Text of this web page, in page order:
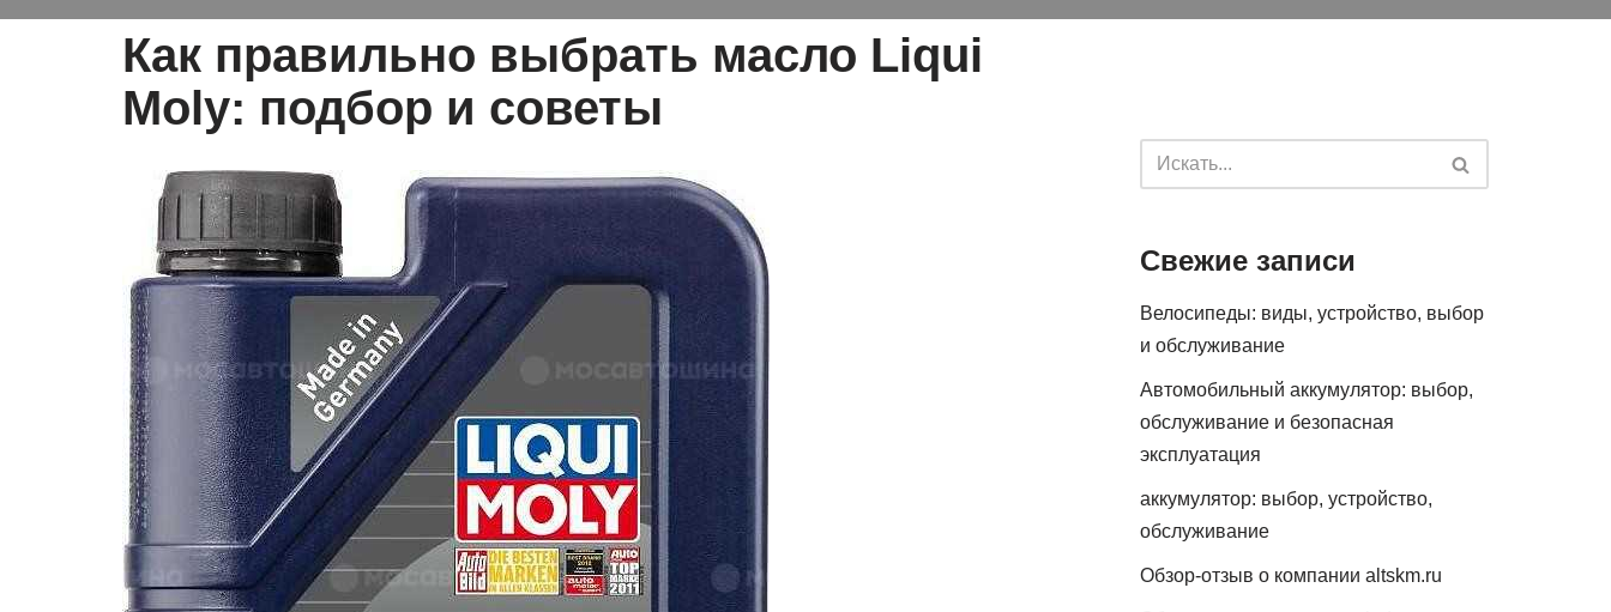
Как правильно выбрать масло Liqui
Moly: подбор и советы
Свежие записи
Велосипеды: виды, устройство, выбор
и обслуживание
Автомобильный аккумулятор: выбор,
обслуживание и безопасная
эксплуатация
аккумулятор: выбор, устройство,
обслуживание
Обзор-отзыв о компании altskm.ru